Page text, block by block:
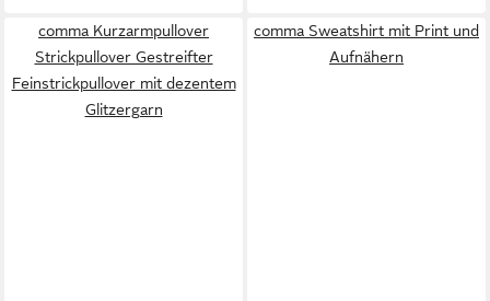
comma Kurzarmpullover
Strickpullover Gestreifter
Feinstrickpullover mit dezentem
Glitzergarn
comma Sweatshirt mit Print und
Aufnähern